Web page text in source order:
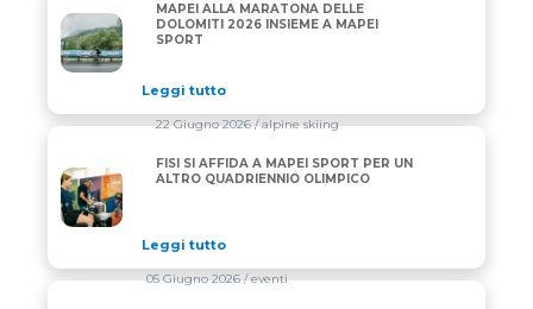
MAPEI ALLA MARATONA DELLE DOLOMITI 2026
MAPEI ALLA MARATONA DELLE
DOLOMITI 2026 INSIEME A MAPEI
SPORT
Leggi tutto
FISI SI AFFIDA A MAPEI SPORT PER UN ALTRO
22 Giugno 2026/ alpine skiing
FISI SI AFFIDA A MAPEI SPORT PER UN
ALTRO QUADRIENNIO OLIMPICO
Leggi tutto
05 Giugno 2026/ eventi